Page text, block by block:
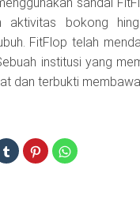
aktivitas bokong
FitFlop telah
institusi yang
dan terbukti
Click
to
share
Click
to
share
Click
to